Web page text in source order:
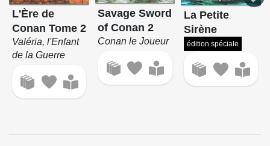
L'Ère de
Conan Tome 2
Valéria, l'Enfant
de la Guerre
Savage Sword
of Conan 2
Conan le Joueur
La Petite
Sirène
édition spéciale